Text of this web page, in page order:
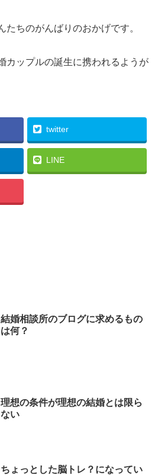
たちのがんばりのおかげです。
カップルの誕生に携われるようが
twitter
LINE
結婚相談所のブログに求めるもの
は何？
理想の条件が理想の結婚とは限ら
ない
ちょっとした脳トレ？になってい